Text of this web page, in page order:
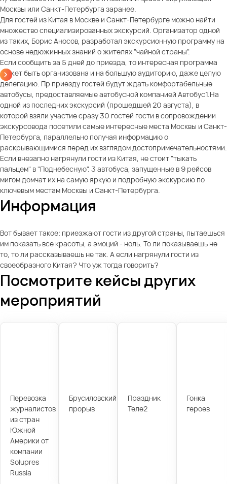
Москвы или Санкт-Петербурга заранее.
Для гостей из Китая в Москве и Санкт-Петербурге можно найти
множество специализированных экскурсий. Организатор одной
из таких, Борис Аносов, разработал экскурсионную программу на
основе недюжинных знаний о жителях "чайной страны".
Если сообщить за 5 дней до приезда, то интересная программа
может быть организована и на большую аудиторию, даже целую
делегацию. Пр приезду гостей будут ждать комфортабельные
автобусы, предоставляемые автобусной компанией Автобус1.На
одной из последних экскурсий (прошедшей 20 августа), в
которой взяли участие сразу 30 гостей гости в сопровождении
экскурсовода посетили самые интересные места Москвы и Санкт-
Петербурга, параллельно получая информацию о
раскрывающимися перед их взглядом достопримечательностями.
Если внезапно нагрянули гости из Китая, не стоит "тыкать
пальцем" в "Поднебесную". 3 автобуса, запущенные в 9 рейсов
мигом домчат их на самую яркую и подробную экскурсию по
ключевым местам Москвы и Санкт-Петербурга.
Информация
Вот бывает такое: приезжают гости из другой страны, пытаешься
им показать все красоты, а эмоций - ноль. То ли показываешь не
то, то ли рассказываешь не так. А если нагрянули гости из
своеобразного Китая? Что уж тогда говорить?
Посмотрите кейсы других
мероприятий
Перевозка
журналистов
из стран
Южной
Америки от
компании
Solupres
Russia
Брусиловский
прорыв
Праздник
Теле2
Гонка
героев